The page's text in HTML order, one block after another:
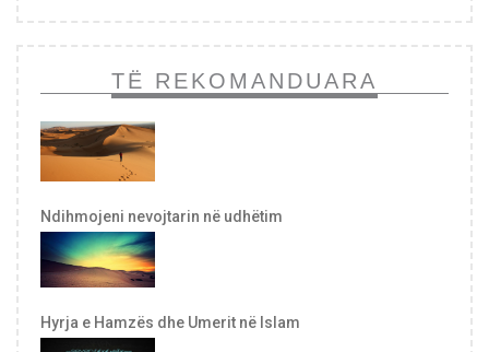
TË REKOMANDUARA
Ndihmojeni nevojtarin në udhëtim
Hyrja e Hamzës dhe Umerit në Islam